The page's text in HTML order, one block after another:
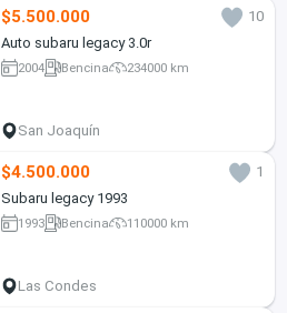
$5.500.000
10
Auto subaru legacy 3.0r
2004 Bencina 234000 km
San Joaquín
$4.500.000
1
Subaru legacy 1993
1993 Bencina 110000 km
Las Condes